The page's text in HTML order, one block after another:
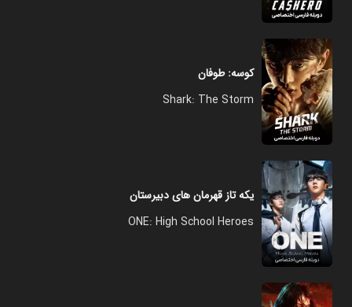
کوسه: طوفان
Shark: The Storm
یکه تاز قهرمان‌ های دبیرستان
ONE: High School Heroes